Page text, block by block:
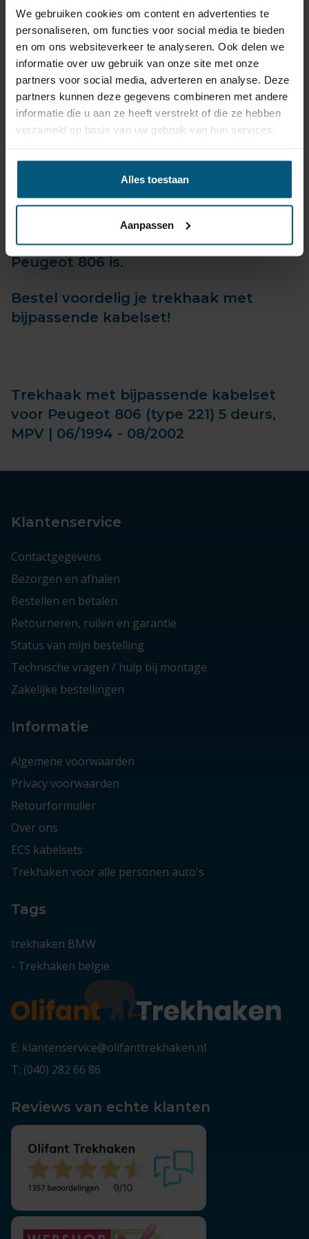
We gebruiken cookies om content en advertenties te
personaliseren, om functies voor social media te bieden
en om ons websiteverkeer te analyseren. Ook delen we
informatie over uw gebruik van onze site met onze
partners voor social media, adverteren en analyse. Deze
partners kunnen deze gegevens combineren met andere
informatie die u aan ze heeft verstrekt of die ze hebben
verzameld op basis van uw gebruik van hun services.
Alles toestaan
Aanpassen
Betrouwbaar, snel geleverd, vaak binnen 24 uur!
Twijfel je welke trekhaak set het beste past?
Heb je vragen over de universele kabelsets?
Neem gewoon contactmet ons op!
Met onze jarenlange ervaring geeft Olifant
trekhaken je graag een eerlijk en onafhankelijk advies.
Peugeot 806 productiedatum vanaf
1994 tot 2002.
Maak onder je keuze welk bouwjaar je
Peugeot 806 is.
Bestel voordelig je trekhaak met
bijpassende kabelset!
Trekhaak met bijpassende kabelset
voor Peugeot 806 (type 221) 5 deurs,
MPV | 06/1994 - 08/2002
Klantenservice
Contactgegevens
Bezorgen en afhalen
Bestellen en betalen
Retourneren, ruilen en garantie
Status van mijn bestelling
Technische vragen / hulp bij montage
Zakelijke bestellingen
Informatie
Algemene voorwaarden
Privacy voorwaarden
Retourformulier
Over ons
ECS kabelsets
Trekhaken voor alle personen auto's
Tags
trekhaken BMW
- Trekhaken belgie
E: klantenservice@olifanttrekhaken.nl
T: (040) 282 66 86
Reviews van echte klanten